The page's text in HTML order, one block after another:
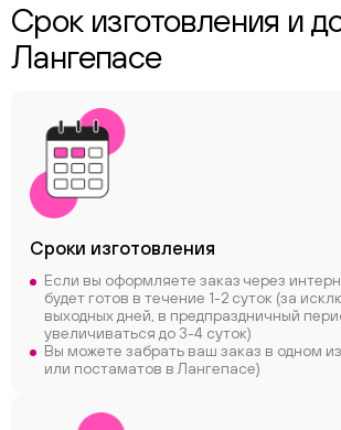
Срок изготовления и
Лангепасе
Сроки изготовления
Если вы оформляете заказ через
будет готов в течение 1-2 суток (за
выходных дней, в предпраздничный
увеличиваться до 3-4 суток)
Вы можете забрать ваш заказ в одном
или постаматов в Лангепасе)